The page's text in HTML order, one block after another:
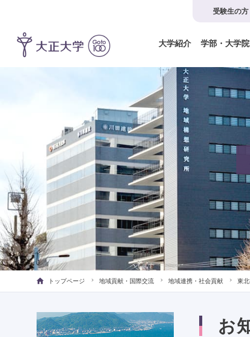
受験生の方
大学紹介 学部・大学院
トップページ 地域貢献・国際交流 地域連携・社会貢献 東
お